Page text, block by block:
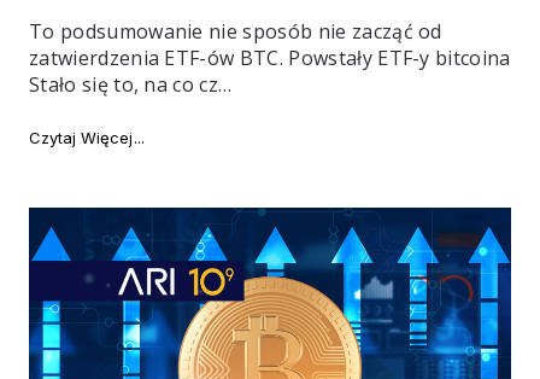
To podsumowanie nie sposób nie zacząć od
zatwierdzenia ETF-ów BTC. Powstały ETF-y bitcoina
Stało się to, na co cz…
Czytaj Więcej